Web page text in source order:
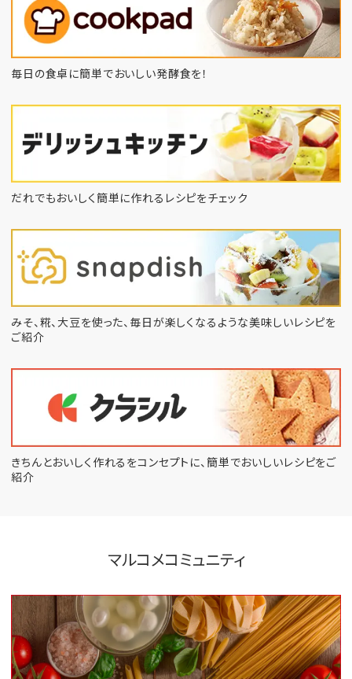
毎日の食卓に簡単でおいしい発酵食を！
だれでもおいしく簡単に作れるレシピをチェック
みそ、糀、大豆を使った、毎日が楽しくなるような美味しいレシピを
ご紹介
きちんとおいしく作れるをコンセプトに、 簡単でおいしいレシピをご
紹介
マルコメコミュニティ